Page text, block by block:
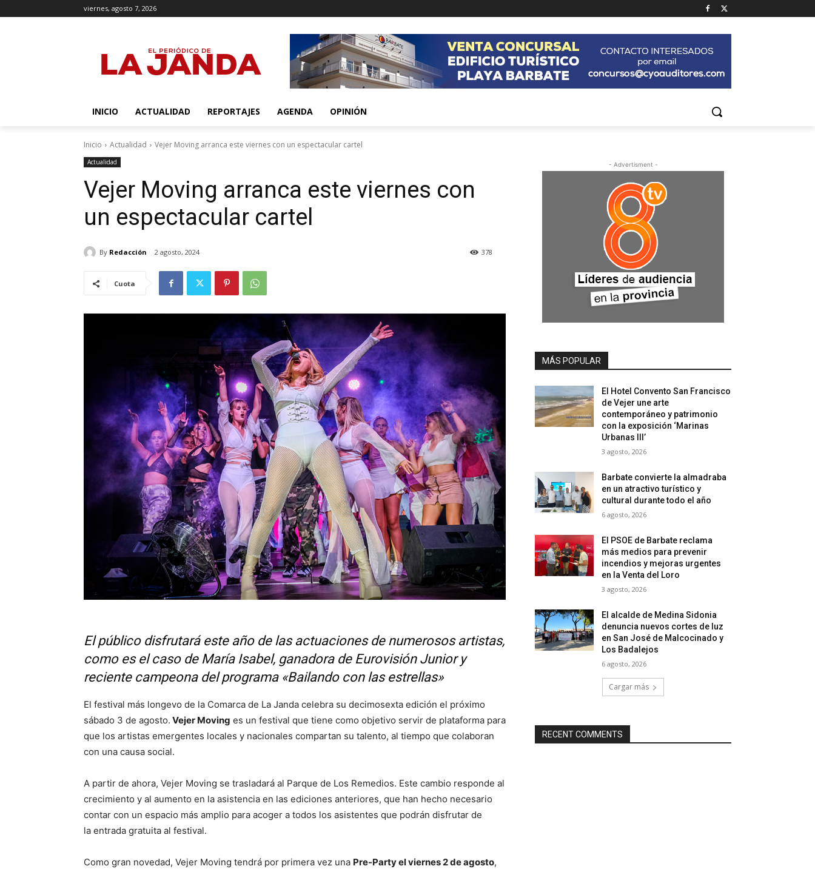
viernes, agosto 7, 2026
INICIO ACTUALIDAD REPORTAJES AGENDA OPINIÓN
Inicio Actualidad Vejer Moving arranca este viernes con un espectacular cartel
Actualidad
Vejer Moving arranca este viernes con
un espectacular cartel
By Redacción 2 agosto, 2024 378
Cuota
El público disfrutará este año de las actuaciones de numerosos artistas,
como es el caso de María Isabel, ganadora de Eurovisión Junior y
reciente campeona del programa «Bailando con las estrellas»
El festival más longevo de la Comarca de La Janda celebra su decimosexta edición el próximo
sábado 3 de agosto. Vejer Moving es un festival que tiene como objetivo servir de plataforma para
que los artistas emergentes locales y nacionales compartan su talento, al tiempo que colaboran
con una causa social.
A partir de ahora, Vejer Moving se trasladará al Parque de Los Remedios. Este cambio responde al
crecimiento y al aumento en la asistencia en las ediciones anteriores, que han hecho necesario
contar con un espacio más amplio para acoger a todos los asistentes que podrán disfrutar de
la entrada gratuita al festival.
Como gran novedad, Vejer Moving tendrá por primera vez una Pre-Party el viernes 2 de agosto,
- Advertisment -
MÁS POPULAR
El Hotel Convento San Francisco
de Vejer une arte
contemporáneo y patrimonio
con la exposición ‘Marinas
Urbanas III’
3 agosto, 2026
Barbate convierte la almadraba
en un atractivo turístico y
cultural durante todo el año
6 agosto, 2026
El PSOE de Barbate reclama
más medios para prevenir
incendios y mejoras urgentes
en la Venta del Loro
3 agosto, 2026
El alcalde de Medina Sidonia
denuncia nuevos cortes de luz
en San José de Malcocinado y
Los Badalejos
6 agosto, 2026
Cargar más
RECENT COMMENTS